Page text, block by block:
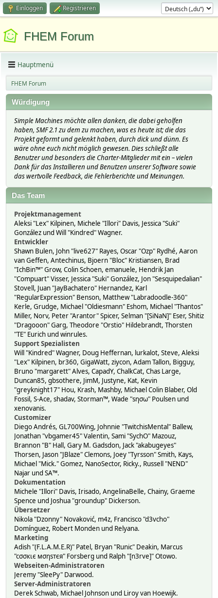
Einloggen Registrieren
FHEM Forum
Hauptmenü
FHEM Forum
Würdigung
Simple Machines möchte allen danken, die dabei geholfen
haben, SMF 2.1 zu dem zu machen, was es heute ist; die das
Projekt geformt und gelenkt haben, durch dick und dünn. Es
wäre ohne euch nicht möglich gewesen. Dies schließt alle
Benutzer und besonders die Charter-Mitglieder mit ein – vielen
Dank für das Installieren und Benutzen unserer Software sowie
das wertvolle Feedback, die Fehlerberichte und Meinungen.
Das Team
Projektmanagement
Aleksi "Lex" Kilpinen, Michele "Illori" Davis, Jessica "Suki"
González und Will "Kindred" Wagner.
Entwickler
Shawn Bulen, John "live627" Rayes, Oscar "Ozp" Rydhé, Aaron
van Geffen, Antechinus, Bjoern "Bloc" Kristiansen, Brad
"IchBin™" Grow, Colin Schoen, emanuele, Hendrik Jan
"Compuart" Visser, Jessica "Suki" González, Jon "Sesquipedalian"
Stovell, Juan "JayBachatero" Hernandez, Karl
"RegularExpression" Benson, Matthew "Labradoodle-360"
Kerle, Grudge, Michael "Oldiesmann" Eshom, Michael "Thantos"
Miller, Norv, Peter "Arantor" Spicer, Selman "[SiNaN]" Eser, Shitiz
"Dragooon" Garg, Theodore "Orstio" Hildebrandt, Thorsten
"TE" Eurich und winrules.
Support Spezialisten
Will "Kindred" Wagner, Doug Heffernan, lurkalot, Steve, Aleksi
"Lex" Kilpinen, br360, GigaWatt, ziycon, Adam Tallon, Bigguy,
Bruno "margarett" Alves, CapadY, ChalkCat, Chas Large,
Duncan85, gbsothere, JimM, Justyne, Kat, Kevin
"greyknight17" Hou, Krash, Mashby, Michael Colin Blaber, Old
Fossil, S-Ace, shadav, Storman™, Wade "sησω" Poulsen und
xenovanis.
Customizer
Diego Andrés, GL700Wing, Johnnie "TwitchisMental" Ballew,
Jonathan "vbgamer45" Valentin, Sami "SychO" Mazouz,
Brannon "B" Hall, Gary M. Gadsdon, Jack "akabugeyes"
Thorsen, Jason "JBlaze" Clemons, Joey "Tyrsson" Smith, Kays,
Michael "Mick." Gomez, NanoSector, Ricky., Russell "NEND"
Najar und SA™.
Dokumentation
Michele "Illori" Davis, Irisado, AngelinaBelle, Chainy, Graeme
Spence und Joshua "groundup" Dickerson.
Übersetzer
Nikola "Dzonny" Novaković, m4z, Francisco "d3vcho"
Domínguez, Robert Monden und Relyana.
Marketing
Adish "(F.L.A.M.E.R)" Patel, Bryan "Runic" Deakin, Marcus
"cσσкιє мσηѕтєя" Forsberg und Ralph "[n3rve]" Otowo.
Webseiten-Administratoren
Jeremy "SleePy" Darwood.
Server-Administratoren
Derek Schwab, Michael Johnson und Liroy van Hoewijk.